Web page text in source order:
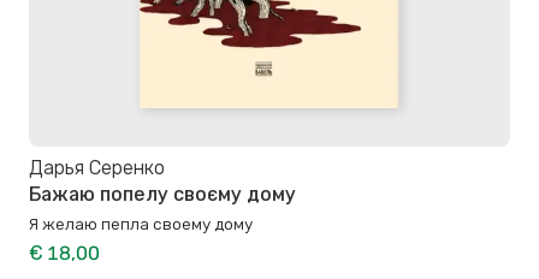
Дарья Серенко
Бажаю попелу своєму дому
Я желаю пепла своему дому
€ 18,00